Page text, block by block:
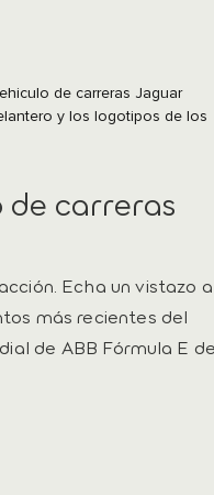
carreras
Echa un vistazo
más recientes del
de ABB Fórmula E